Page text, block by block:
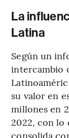
La
Latina
Según un
intercambio
su valor en
millones en
2022, con lo
consolida